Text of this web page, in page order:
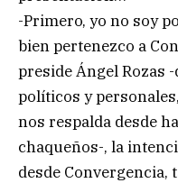
-Primero, yo no soy
bien pertenezco a
preside Ángel Rozas
políticos y
nos respalda desde
chaqueños-, la
desde Convergencia,